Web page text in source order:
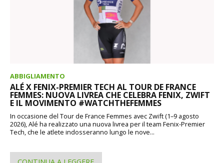
ABBIGLIAMENTO
ALÉ X FENIX-PREMIER TECH AL TOUR DE FRANCE
FEMMES: NUOVA LIVREA CHE CELEBRA FENIX, ZWIFT
E IL MOVIMENTO #WATCHTHEFEMMES
In occasione del Tour de France Femmes avec Zwift (1–9 agosto
2026), Alé ha realizzato una nuova livrea per il team Fenix-Premier
Tech, che le atlete indosseranno lungo le nove...